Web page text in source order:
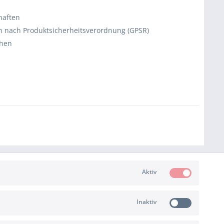
nach Produktsicherheitsverordnung (GPSR)
Aktiv
Inaktiv